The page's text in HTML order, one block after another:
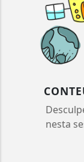
nesta